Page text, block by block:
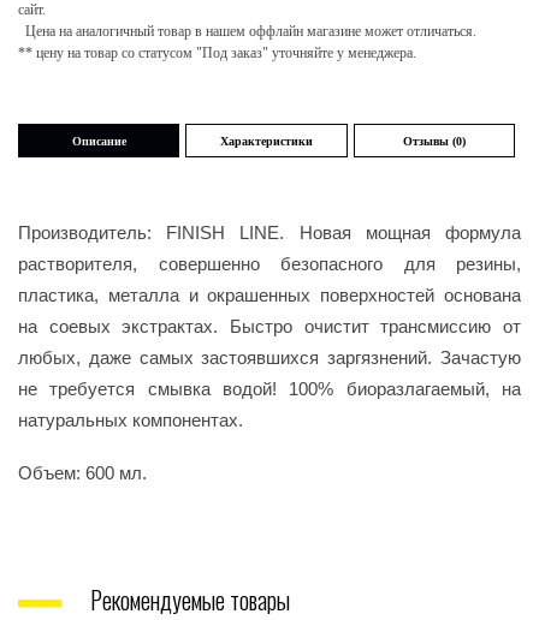
сайт.
Цена на аналогичный товар в нашем оффлайн магазине может отличаться.
** цену на товар со статусом "Под заказ" уточняйте у менеджера.
Описание Характеристики Отзывы (0)
Производитель: FINISH LINE. Новая мощная формула
растворителя, совершенно безопасного для резины,
пластика, металла и окрашенных поверхностей основана
на соевых экстрактах. Быстро очистит трансмиссию от
любых, даже самых застоявшихся заргязнений. Зачастую
не требуется смывка водой! 100% биоразлагаемый, на
натуральных компонентах.
Объем: 600 мл.
Рекомендуемые товары